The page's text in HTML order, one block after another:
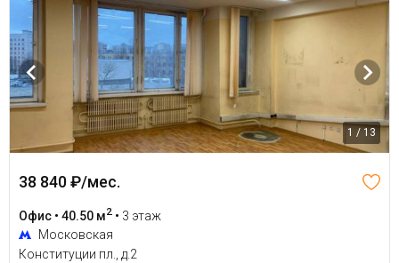
1 / 13
38 840 ₽/мес.
Офис • 40.50 м2 • 3 этаж
Московская
Конституции пл., д.2